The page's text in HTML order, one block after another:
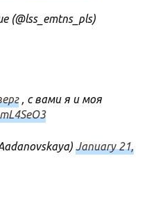
(@lss_emtns_pls)
, с вами я и моя
January 21,